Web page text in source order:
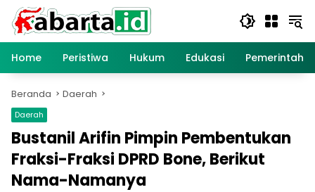
Langsung
konten
Home
Peristiwa Hukum Edukasi
Beranda Daerah
Daerah
Bustanil Arifin Pimpin Pembentukan
Fraksi-Fraksi DPRD Bone, Berikut
Nama-Namanya